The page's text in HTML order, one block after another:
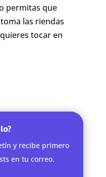
permitas que
las riendas
tocar en
y recibe primero
en tu correo.